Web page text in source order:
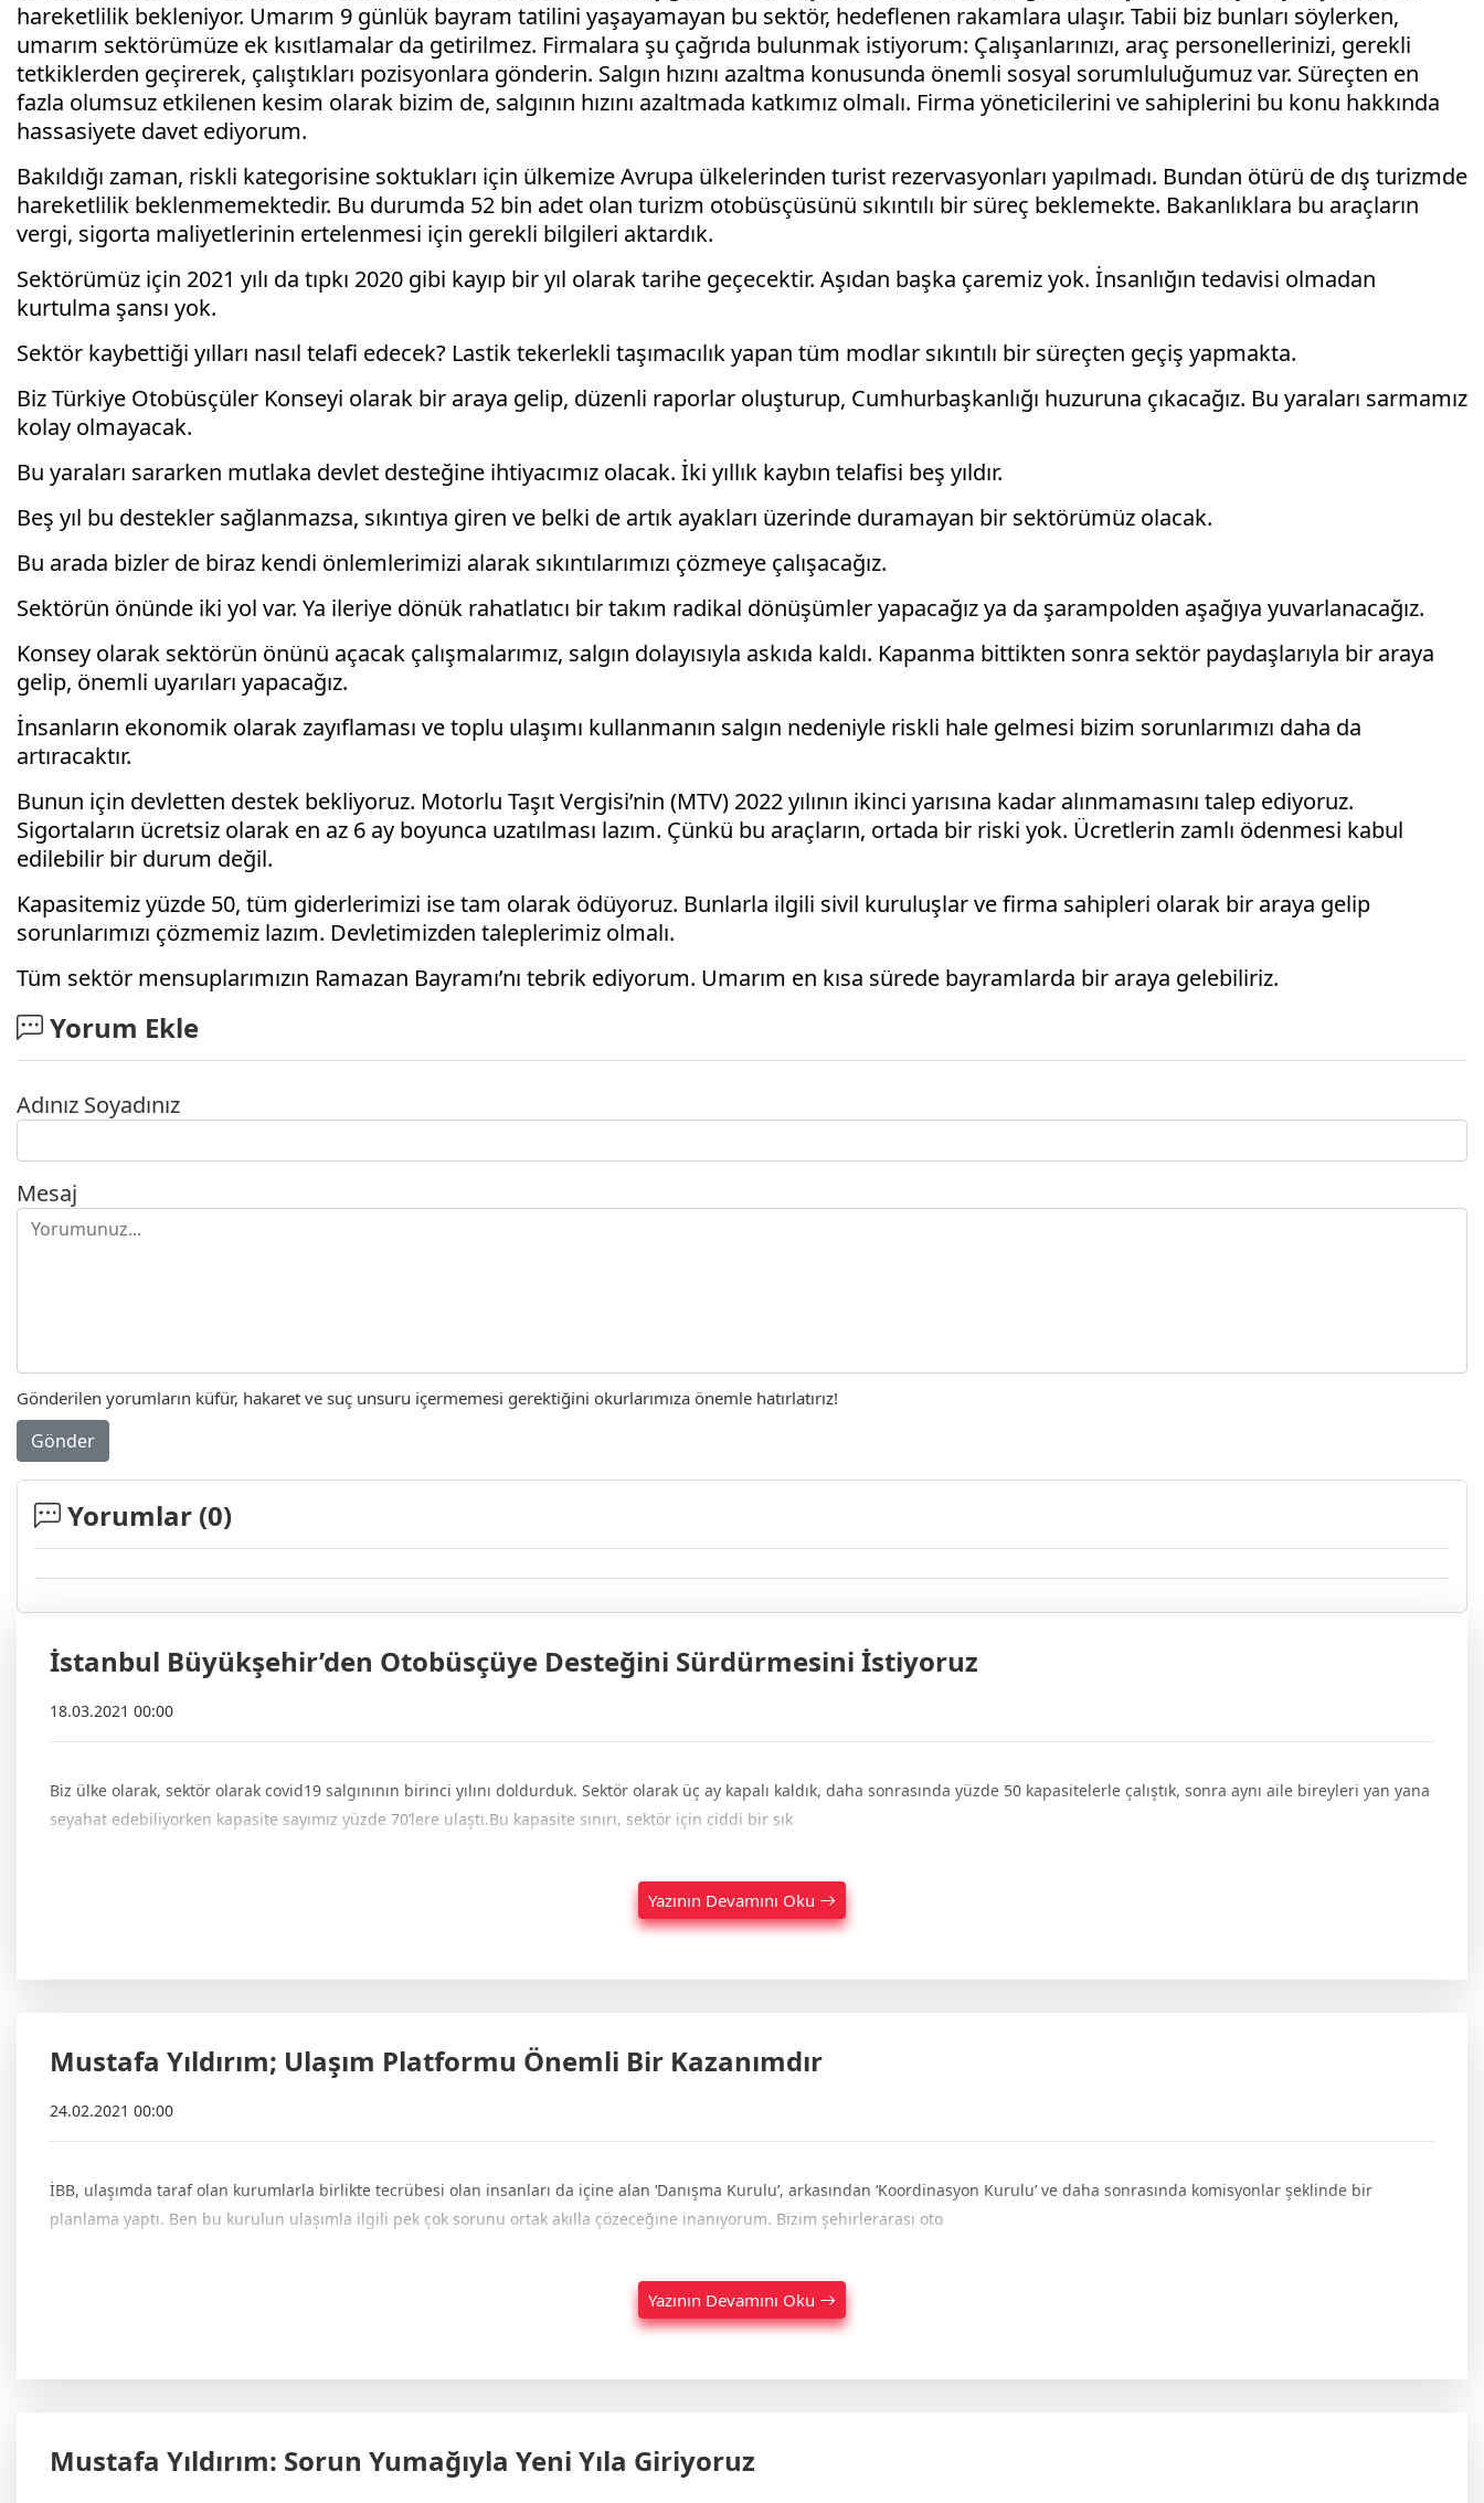
hareketlilik bekleniyor. Umarım 9 günlük bayram tatilini yaşayamayan bu sektör, hedeflenen rakamlara ulaşır. Tabii biz bunları söylerken,
umarım sektörümüze ek kısıtlamalar da getirilmez. Firmalara şu çağrıda bulunmak istiyorum: Çalışanlarınızı, araç personellerinizi, gerekli
tetkiklerden geçirerek, çalıştıkları pozisyonlara gönderin. Salgın hızını azaltma konusunda önemli sosyal sorumluluğumuz var. Süreçten en
fazla olumsuz etkilenen kesim olarak bizim de, salgının hızını azaltmada katkımız olmalı. Firma yöneticilerini ve sahiplerini bu konu hakkında
hassasiyete davet ediyorum.
Bakıldığı zaman, riskli kategorisine soktukları için ülkemize Avrupa ülkelerinden turist rezervasyonları yapılmadı. Bundan ötürü de dış turizmde
hareketlilik beklenmemektedir. Bu durumda 52 bin adet olan turizm otobüsçüsünü sıkıntılı bir süreç beklemekte. Bakanlıklara bu araçların
vergi, sigorta maliyetlerinin ertelenmesi için gerekli bilgileri aktardık.
Sektörümüz için 2021 yılı da tıpkı 2020 gibi kayıp bir yıl olarak tarihe geçecektir. Aşıdan başka çaremiz yok. İnsanlığın tedavisi olmadan
kurtulma şansı yok.
Sektör kaybettiği yılları nasıl telafi edecek? Lastik tekerlekli taşımacılık yapan tüm modlar sıkıntılı bir süreçten geçiş yapmakta.
Biz Türkiye Otobüsçüler Konseyi olarak bir araya gelip, düzenli raporlar oluşturup, Cumhurbaşkanlığı huzuruna çıkacağız. Bu yaraları sarmamız
kolay olmayacak.
Bu yaraları sararken mutlaka devlet desteğine ihtiyacımız olacak. İki yıllık kaybın telafisi beş yıldır.
Beş yıl bu destekler sağlanmazsa, sıkıntıya giren ve belki de artık ayakları üzerinde duramayan bir sektörümüz olacak.
Bu arada bizler de biraz kendi önlemlerimizi alarak sıkıntılarımızı çözmeye çalışacağız.
Sektörün önünde iki yol var. Ya ileriye dönük rahatlatıcı bir takım radikal dönüşümler yapacağız ya da şarampolden aşağıya yuvarlanacağız.
Konsey olarak sektörün önünü açacak çalışmalarımız, salgın dolayısıyla askıda kaldı. Kapanma bittikten sonra sektör paydaşlarıyla bir araya
gelip, önemli uyarıları yapacağız.
İnsanların ekonomik olarak zayıflaması ve toplu ulaşımı kullanmanın salgın nedeniyle riskli hale gelmesi bizim sorunlarımızı daha da
artıracaktır.
Bunun için devletten destek bekliyoruz. Motorlu Taşıt Vergisi’nin (MTV) 2022 yılının ikinci yarısına kadar alınmamasını talep ediyoruz.
Sigortaların ücretsiz olarak en az 6 ay boyunca uzatılması lazım. Çünkü bu araçların, ortada bir riski yok. Ücretlerin zamlı ödenmesi kabul
edilebilir bir durum değil.
Kapasitemiz yüzde 50, tüm giderlerimizi ise tam olarak ödüyoruz. Bunlarla ilgili sivil kuruluşlar ve firma sahipleri olarak bir araya gelip
sorunlarımızı çözmemiz lazım. Devletimizden taleplerimiz olmalı.
Tüm sektör mensuplarımızın Ramazan Bayramı’nı tebrik ediyorum. Umarım en kısa sürede bayramlarda bir araya gelebiliriz.
Yorum Ekle
Adınız Soyadınız
Mesaj
Gönderilen yorumların küfür, hakaret ve suç unsuru içermemesi gerektiğini okurlarımıza önemle hatırlatırız!
Gönder
Yorumlar (0)
İstanbul Büyükşehir’den Otobüsçüye Desteğini Sürdürmesini İstiyoruz
18.03.2021 00:00
Biz ülke olarak, sektör olarak covid19 salgınının birinci yılını doldurduk. Sektör olarak üç ay kapalı kaldık, daha sonrasında yüzde 50 kapasitelerle çalıştık, sonra aynı aile bireyleri yan yana
seyahat edebiliyorken kapasite sayımız yüzde 70’lere ulaştı.Bu kapasite sınırı, sektör için ciddi bir sık
Yazının Devamını Oku
Mustafa Yıldırım; Ulaşım Platformu Önemli Bir Kazanımdır
24.02.2021 00:00
İBB, ulaşımda taraf olan kurumlarla birlikte tecrübesi olan insanları da içine alan ‘Danışma Kurulu’, arkasından ‘Koordinasyon Kurulu’ ve daha sonrasında komisyonlar şeklinde bir
planlama yaptı. Ben bu kurulun ulaşımla ilgili pek çok sorunu ortak akılla çözeceğine inanıyorum. Bizim şehirlerarası oto
Yazının Devamını Oku
Mustafa Yıldırım: Sorun Yumağıyla Yeni Yıla Giriyoruz